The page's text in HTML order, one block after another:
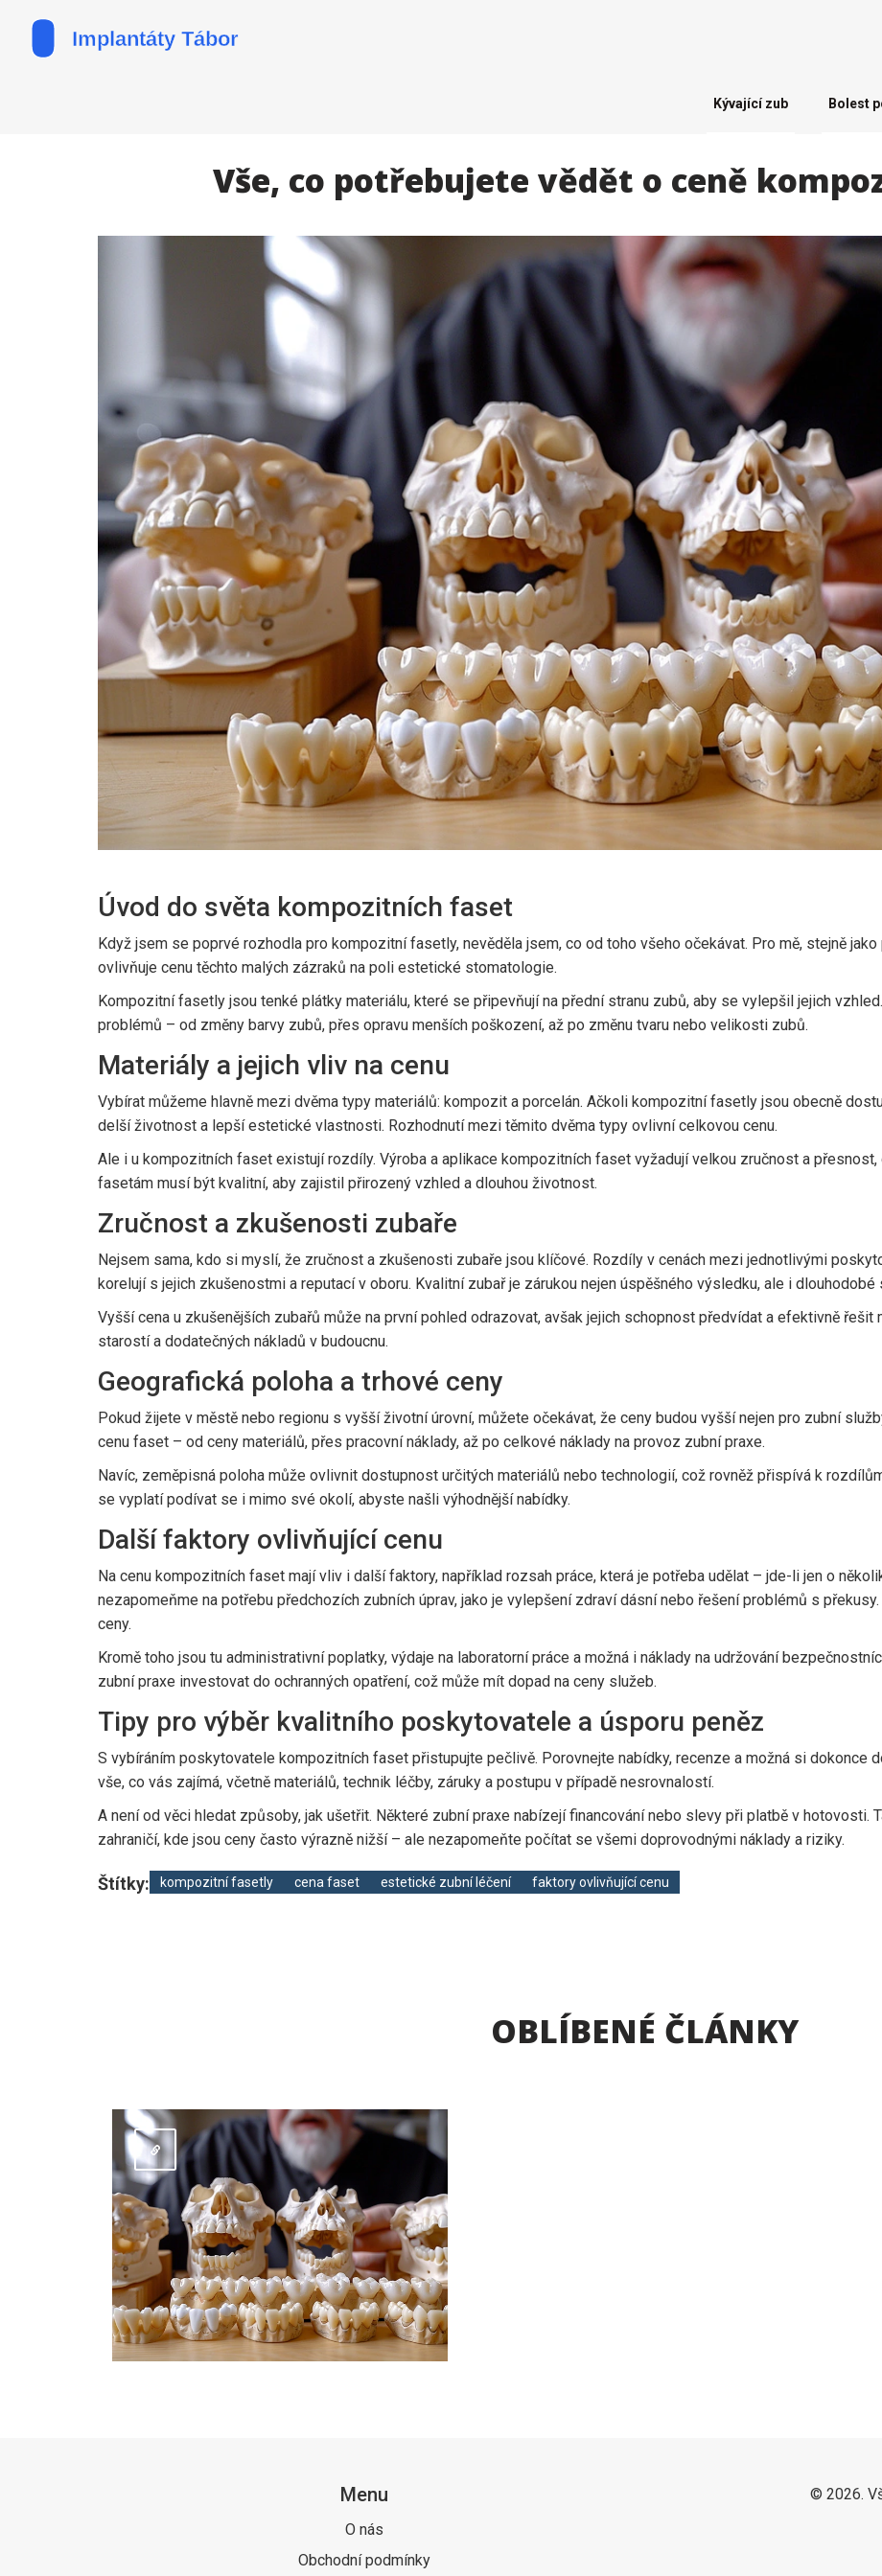
Kývající zub Bolest
Vše, co potřebujete vědět o ceně
Úvod do světa kompozitních faset
Když jsem se poprvé rozhodla pro kompozitní fasetly, nevěděla jsem, co od toho všeho očekávat. Pro mě, stejně
ovlivňuje cenu těchto malých zázraků na poli estetické stomatologie.
Kompozitní fasetly jsou tenké plátky materiálu, které se připevňují na přední stranu zubů, aby se vylepšil jejich
problémů – od změny barvy zubů, přes opravu menších poškození, až po změnu tvaru nebo velikosti zubů.
Materiály a jejich vliv na cenu
Vybírat můžeme hlavně mezi dvěma typy materiálů: kompozit a porcelán. Ačkoli kompozitní fasetly jsou obecně
delší životnost a lepší estetické vlastnosti. Rozhodnutí mezi těmito dvěma typy ovlivní celkovou cenu.
Ale i u kompozitních faset existují rozdíly. Výroba a aplikace kompozitních faset vyžadují velkou zručnost a
fasetám musí být kvalitní, aby zajistil přirozený vzhled a dlouhou životnost.
Zručnost a zkušenosti zubaře
Nejsem sama, kdo si myslí, že zručnost a zkušenosti zubaře jsou klíčové. Rozdíly v cenách mezi jednotlivými
korelují s jejich zkušenostmi a reputací v oboru. Kvalitní zubař je zárukou nejen úspěšného výsledku, ale i
Vyšší cena u zkušenějších zubařů může na první pohled odrazovat, avšak jejich schopnost předvídat a efektivně
starostí a dodatečných nákladů v budoucnu.
Geografická poloha a trhové ceny
Pokud žijete v městě nebo regionu s vyšší životní úrovní, můžete očekávat, že ceny budou vyšší nejen pro zubní
cenu faset – od ceny materiálů, přes pracovní náklady, až po celkové náklady na provoz zubní praxe.
Navíc, zeměpisná poloha může ovlivnit dostupnost určitých materiálů nebo technologií, což rovněž přispívá k
se vyplatí podívat se i mimo své okolí, abyste našli výhodnější nabídky.
Další faktory ovlivňující cenu
Na cenu kompozitních faset mají vliv i další faktory, například rozsah práce, která je potřeba udělat – jde-li jen o
nezapomeňme na potřebu předchozích zubních úprav, jako je vylepšení zdraví dásní nebo řešení problémů s
ceny.
Kromě toho jsou tu administrativní poplatky, výdaje na laboratorní práce a možná i náklady na udržování
zubní praxe investovat do ochranných opatření, což může mít dopad na ceny služeb.
Tipy pro výběr kvalitního poskytovatele a úsporu peněz
S vybíráním poskytovatele kompozitních faset přistupujte pečlivě. Porovnejte nabídky, recenze a možná si dokonce
vše, co vás zajímá, včetně materiálů, technik léčby, záruky a postupu v případě nesrovnalostí.
A není od věci hledat způsoby, jak ušetřit. Některé zubní praxe nabízejí financování nebo slevy při platbě v hotovosti.
zahraničí, kde jsou ceny často výrazně nižší – ale nezapomeňte počítat se všemi doprovodnými náklady a riziky.
Štítky: kompozitní fasetly cena faset estetické zubní léčení faktory ovlivňující cenu
OBLÍBENÉ ČLÁNKY
Menu
O nás
Obchodní podmínky
© 2026.